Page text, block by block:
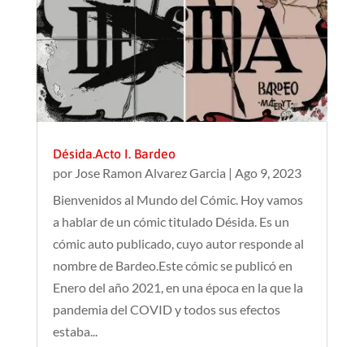
Désida.Acto I. Bardeo
por Jose Ramon Alvarez Garcia | Ago 9, 2023
Bienvenidos al Mundo del Cómic. Hoy vamos
a hablar de un cómic titulado Désida. Es un
cómic auto publicado, cuyo autor responde al
nombre de Bardeo.Este cómic se publicó en
Enero del año 2021, en una época en la que la
pandemia del COVID y todos sus efectos
estaba...